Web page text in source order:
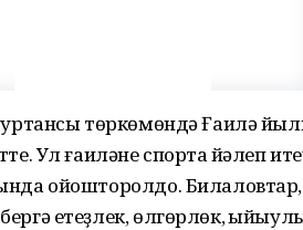
уртансы төркөмөндә Ғаилә
Ул ғаиләне спортҡа йәлеп
ойошторолдо.
етеҙлек, өлгөрлөк,